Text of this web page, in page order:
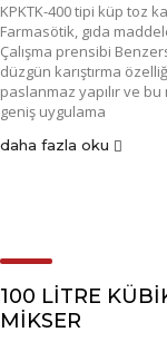
KPKTK-400 tipi küp toz
Farmasötik, gıda
Çalışma prensibi
düzgün karıştırma
paslanmaz yapılır ve
geniş uygulama
daha fazla oku
100 LİTRE
MİKSER